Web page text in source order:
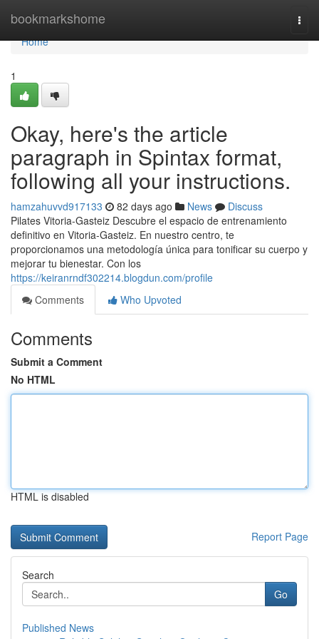
bookmarkshome
Home
Home
1
Okay, here's the article
paragraph in Spintax format,
following all your instructions.
hamzahuvvd917133 82 days ago News
Discuss
Pilates Vitoria-Gasteiz Descubre el espacio de entrenamiento
definitivo en Vitoria-Gasteiz. En nuestro centro, te
proporcionamos una metodología única para tonificar su cuerpo y
mejorar tu bienestar. Con los
https://keiranrndf302214.blogdun.com/profile
Comments
Who Upvoted
Comments
Submit a Comment
No HTML
HTML is disabled
Report Page
Search
Go
Published News